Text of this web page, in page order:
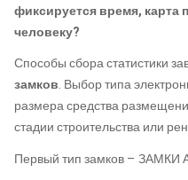
фиксируется время, карта
человеку?
Способы сбора статистики
замков. Выбор типа
размера средства
стадии строительства или
Первый тип замков –